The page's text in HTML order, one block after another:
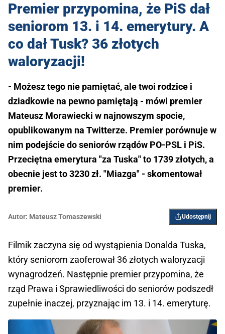
Premier przypomina, że PiS dał
seniorom 13. i 14. emerytury. A
co dał Tusk? 36 złotych
waloryzacji!
- Możesz tego nie pamiętać, ale twoi rodzice i
dziadkowie na pewno pamiętają - mówi premier
Mateusz Morawiecki w najnowszym spocie,
opublikowanym na Twitterze. Premier porównuje w
nim podejście do seniorów rządów PO-PSL i PiS.
Przeciętna emerytura "za Tuska" to 1739 złotych, a
obecnie jest to 3230 zł. "Miazga" - skomentował
premier.
Autor: Mateusz Tomaszewski Udostępnij
Filmik zaczyna się od wystąpienia Donalda Tuska,
który seniorom zaoferował 36 złotych waloryzacji
wynagrodzeń. Następnie premier przypomina, że
rząd Prawa i Sprawiedliwości do seniorów podszedł
zupełnie inaczej, przyznając im 13. i 14. emeryturę.